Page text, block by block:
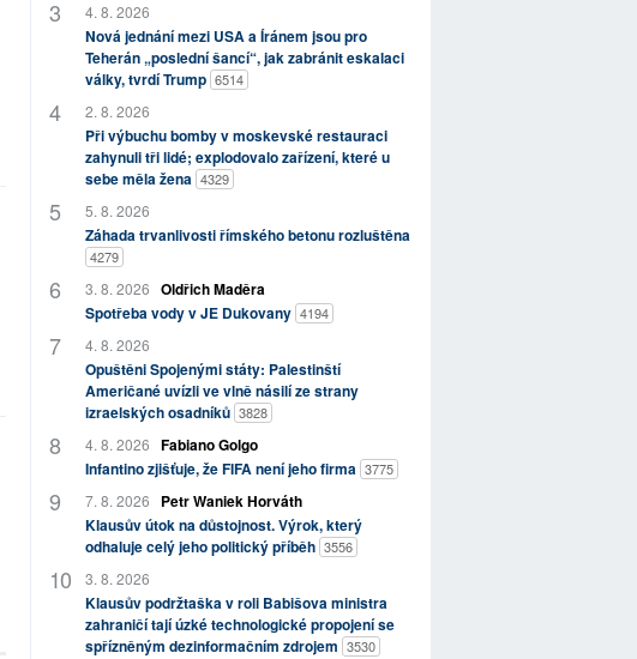
4. 8. 2026
Nová jednání mezi USA a Íránem jsou pro
Teherán „poslední šancí“, jak zabránit eskalaci
války, tvrdí Trump 6514
2. 8. 2026
Při výbuchu bomby v moskevské restauraci
zahynuli tři lidé; explodovalo zařízení, které u
sebe měla žena 4329
5. 8. 2026
Záhada trvanlivosti římského betonu rozluštěna
4279
3. 8. 2026 Oldřich Maděra
Spotřeba vody v JE Dukovany 4194
4. 8. 2026
Opuštěni Spojenými státy: Palestinští
Američané uvízli ve vlně násilí ze strany
izraelských osadníků 3828
4. 8. 2026 Fabiano Golgo
Infantino zjišťuje, že FIFA není jeho firma 3775
7. 8. 2026
Petr Waniek Horváth
Klausův útok na důstojnost. Výrok, který
odhaluje celý jeho politický příběh 3556
3. 8. 2026
Klausův podržtaška v roli Babišova ministra
zahraničí tají úzké technologické propojení se
spřízněným dezinformačním zdrojem 3530